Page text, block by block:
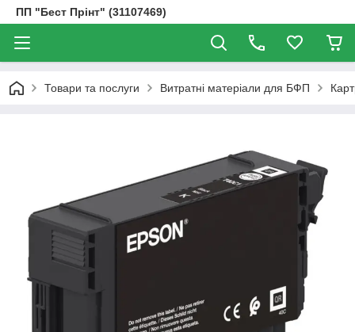
ПП "Бест Прінт" (31107469)
Товари та послуги Витратні матеріали для БФП